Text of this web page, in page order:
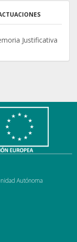
Justificativa
Autónoma